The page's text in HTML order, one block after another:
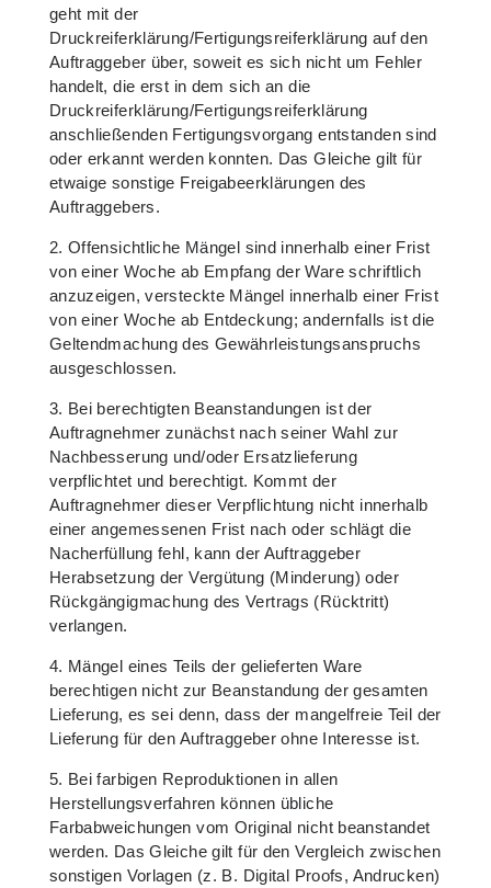
geht mit der
Druckreiferklärung/Fertigungsreiferklärung auf den
Auftraggeber über, soweit es sich nicht um Fehler
handelt, die erst in dem sich an die
Druckreiferklärung/Fertigungsreiferklärung
anschließenden Fertigungsvorgang entstanden sind
oder erkannt werden konnten. Das Gleiche gilt für
etwaige sonstige Freigabeerklärungen des
Auftraggebers.
2. Offensichtliche Mängel sind innerhalb einer Frist
von einer Woche ab Empfang der Ware schriftlich
anzuzeigen, versteckte Mängel innerhalb einer Frist
von einer Woche ab Entdeckung; andernfalls ist die
Geltendmachung des Gewährleistungsanspruchs
ausgeschlossen.
3. Bei berechtigten Beanstandungen ist der
Auftragnehmer zunächst nach seiner Wahl zur
Nachbesserung und/oder Ersatzlieferung
verpflichtet und berechtigt. Kommt der
Auftragnehmer dieser Verpflichtung nicht innerhalb
einer angemessenen Frist nach oder schlägt die
Nacherfüllung fehl, kann der Auftraggeber
Herabsetzung der Vergütung (Minderung) oder
Rückgängigmachung des Vertrags (Rücktritt)
verlangen.
4. Mängel eines Teils der gelieferten Ware
berechtigen nicht zur Beanstandung der gesamten
Lieferung, es sei denn, dass der mangelfreie Teil der
Lieferung für den Auftraggeber ohne Interesse ist.
5. Bei farbigen Reproduktionen in allen
Herstellungsverfahren können übliche
Farbabweichungen vom Original nicht beanstandet
werden. Das Gleiche gilt für den Vergleich zwischen
sonstigen Vorlagen (z. B. Digital Proofs, Andrucken)